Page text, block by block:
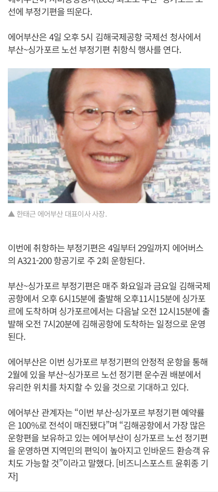
선에 부정기편을 띄운다.
에어부산은 4일 오후 5시 김해국제공항 국제선 청사에서
부산~싱가포르 노선 부정기편 취항식 행사를 연다.
▲ 한태근 에어부산 대표이사 사장.
이번에 취항하는 부정기편은 4일부터 29일까지 에어버스
의 A321-200 항공기로 주 2회 운항된다.
부산~싱가포르 부정기편은 매주 화요일과 금요일 김해국제
공항에서 오후 6시15분에 출발해 오후11시15분에 싱가포
르에 도착하며 싱가포르에서는 다음날 오전 12시15분에 출
발해 오전 7시20분에 김해공항에 도착하는 일정으로 운영
된다.
에어부산은 이번 싱가포르 부정기편의 안정적 운항을 통해
2월에 있을 부산~싱가포르 노선 정기편 운수권 배분에서
유리한 위치를 차지할 수 있을 것으로 기대하고 있다.
에어부산 관계자는 “이번 부산-싱가포르 부정기편 예약률
은 100%로 전석이 매진됐다”며 “김해공항에서 가장 많은
운항편을 보유하고 있는 에어부산이 싱가포르 노선 정기편
을 운영하면 지역민의 편익이 높아지고 인바운드 환승객 유
치도 가능할 것”이라고 말했다. [비즈니스포스트 윤휘종 기
자]